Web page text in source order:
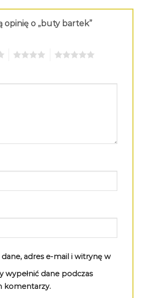
opinię o „buty bartek”
adres e-mail i witrynę w
wypełnić dane podczas
komentarzy.